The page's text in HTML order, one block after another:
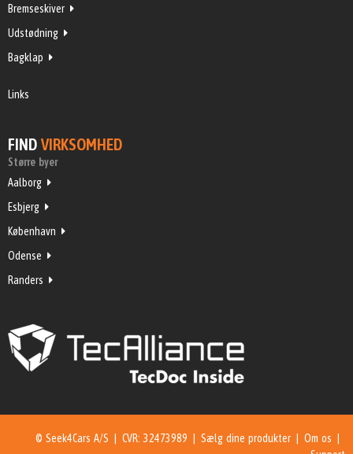
Bremseskiver
Udstødning
Bagklap
Links
FIND VIRKSOMHED
Større byer
Aalborg
Esbjerg
København
Odense
Randers
© Seek4Cars A/S | CVR: 32473989 | Sælg dine produkter Om os